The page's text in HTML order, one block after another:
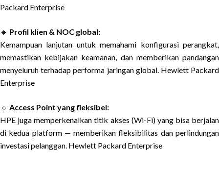
Packard Enterprise
🔹 Profil klien & NOC global:
Kemampuan lanjutan untuk memahami konfigurasi perangkat,
memastikan kebijakan keamanan, dan memberikan pandangan
menyeluruh terhadap performa jaringan global. Hewlett Packard
Enterprise
🔹 Access Point yang fleksibel:
HPE juga memperkenalkan titik akses (Wi-Fi) yang bisa berjalan
di kedua platform — memberikan fleksibilitas dan perlindungan
investasi pelanggan. Hewlett Packard Enterprise